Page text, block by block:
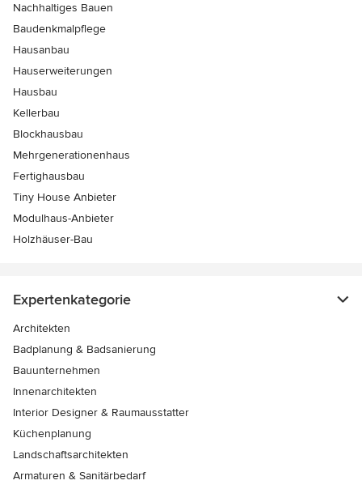
Nachhaltiges Bauen
Baudenkmalpflege
Hausanbau
Hauserweiterungen
Hausbau
Kellerbau
Blockhausbau
Mehrgenerationenhaus
Fertighausbau
Tiny House Anbieter
Modulhaus-Anbieter
Holzhäuser-Bau
Expertenkategorie
Architekten
Badplanung & Badsanierung
Bauunternehmen
Innenarchitekten
Interior Designer & Raumausstatter
Küchenplanung
Landschaftsarchitekten
Armaturen & Sanitärbedarf